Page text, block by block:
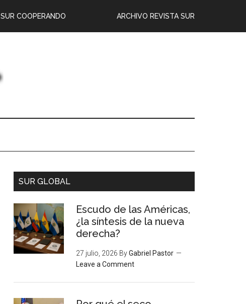
ARCHIVO REVISTA SUR
SUR COOPERANDO
SUR GLOBAL
Escudo de las Américas,
¿la síntesis de la nueva
derecha?
27 julio, 2026 ByGabriel Pastor
Leave a Comment